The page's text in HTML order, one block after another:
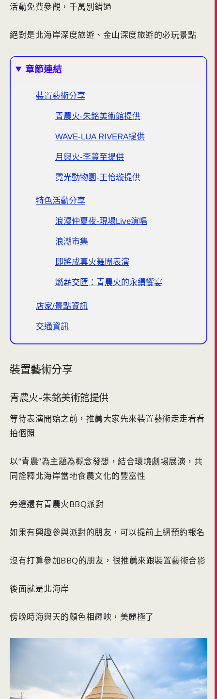
活動免費參觀，千萬別錯過
絕對是北海岸深度旅遊、金山深度旅遊的必玩景點
章節連結
裝置藝術分享
青農火-朱銘美術館提供
WAVE-LUA RIVERA提供
月與火-李蕢至提供
霓光動物園-王怡璇提供
特色活動分享
浪漫仲夏夜-現場Live演唱
浪潮市集
即將成真火舞團表演
燃薪交匯：青農火的永續饗宴
店家/景點資訊
交通資訊
裝置藝術分享
青農火-朱銘美術館提供
等待表演開始之前，推薦大家先來裝置藝術走走看看
拍個照
以”青農”為主題為概念發想，結合環境劇場展演，共
同詮釋北海岸當地食農文化的豐富性
旁邊還有青農火BBQ派對
如果有興趣參與派對的朋友，可以提前上網預約報名
沒有打算參加BBQ的朋友，很推薦來跟裝置藝術合影
後面就是北海岸
傍晚時海與天的顏色相輝映，美麗極了